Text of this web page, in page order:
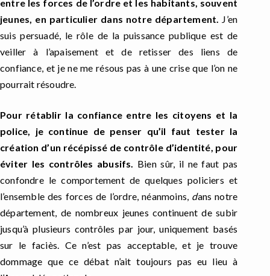
entre les forces de l’ordre et les habitants, souvent
jeunes, en particulier dans notre département. J’en
suis persuadé, le rôle de la puissance publique est de
veiller à l’apaisement et de retisser des liens de
confiance, et je ne me résous pas à une crise que l’on ne
pourrait résoudre.
Pour rétablir la confiance entre les citoyens et la
police, je continue de penser qu’il faut tester la
création d’un récépissé de contrôle d’identité, pour
éviter les contrôles abusifs. Bien sûr, il ne faut pas
confondre le comportement de quelques policiers et
l’ensemble des forces de l’ordre, néanmoins, dans notre
département, de nombreux jeunes continuent de subir
jusqu’à plusieurs contrôles par jour, uniquement basés
sur le faciès. Ce n’est pas acceptable, et je trouve
dommage que ce débat n’ait toujours pas eu lieu à